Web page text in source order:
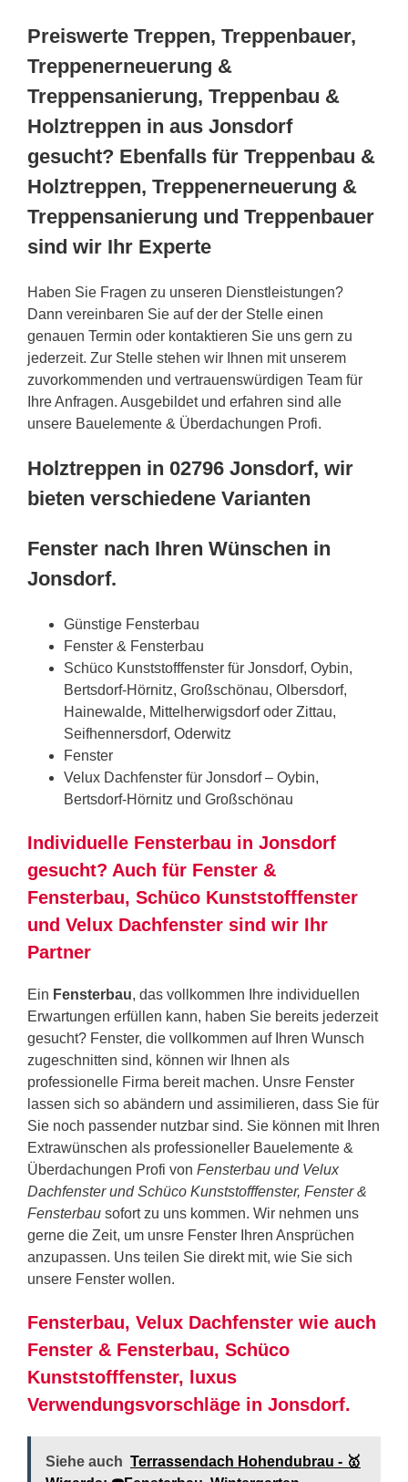
Preiswerte Treppen, Treppenbauer,
Treppenerneuerung &
Treppensanierung, Treppenbau &
Holztreppen in aus Jonsdorf
gesucht? Ebenfalls für Treppenbau &
Holztreppen, Treppenerneuerung &
Treppensanierung und Treppenbauer
sind wir Ihr Experte
Haben Sie Fragen zu unseren Dienstleistungen?
Dann vereinbaren Sie auf der der Stelle einen
genauen Termin oder kontaktieren Sie uns gern zu
jederzeit. Zur Stelle stehen wir Ihnen mit unserem
zuvorkommenden und vertrauenswürdigen Team für
Ihre Anfragen. Ausgebildet und erfahren sind alle
unsere Bauelemente & Überdachungen Profi.
Holztreppen in 02796 Jonsdorf, wir
bieten verschiedene Varianten
Fenster nach Ihren Wünschen in
Jonsdorf.
Günstige Fensterbau
Fenster & Fensterbau
Schüco Kunststofffenster für Jonsdorf, Oybin,
Bertsdorf-Hörnitz, Großschönau, Olbersdorf,
Hainewalde, Mittelherwigsdorf oder Zittau,
Seifhennersdorf, Oderwitz
Fenster
Velux Dachfenster für Jonsdorf – Oybin,
Bertsdorf-Hörnitz und Großschönau
Individuelle Fensterbau in Jonsdorf
gesucht? Auch für Fenster &
Fensterbau, Schüco Kunststofffenster
und Velux Dachfenster sind wir Ihr
Partner
Ein Fensterbau, das vollkommen Ihre individuellen
Erwartungen erfüllen kann, haben Sie bereits jederzeit
gesucht? Fenster, die vollkommen auf Ihren Wunsch
zugeschnitten sind, können wir Ihnen als
professionelle Firma bereit machen. Unsre Fenster
lassen sich so abändern und assimilieren, dass Sie für
Sie noch passender nutzbar sind. Sie können mit Ihren
Extrawünschen als professioneller Bauelemente &
Überdachungen Profi von Fensterbau und Velux
Dachfenster und Schüco Kunststofffenster, Fenster &
Fensterbau sofort zu uns kommen. Wir nehmen uns
gerne die Zeit, um unsre Fenster Ihren Ansprüchen
anzupassen. Uns teilen Sie direkt mit, wie Sie sich
unsere Fenster wollen.
Fensterbau, Velux Dachfenster wie auch
Fenster & Fensterbau, Schüco
Kunststofffenster, luxus
Verwendungsvorschläge in Jonsdorf.
Siehe auch Terrassendach Hohendubrau - 🥇